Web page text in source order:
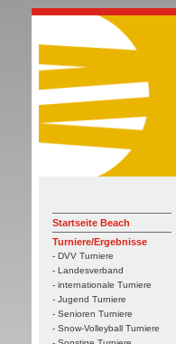
Startseite Beach
Turniere/Ergebnisse
- DVV Turniere
- Landesverband
- internationale Turniere
- Jugend Turniere
- Senioren Turniere
- Snow-Volleyball Turniere